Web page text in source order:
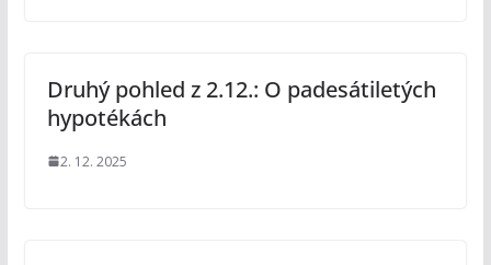
Druhý pohled z 2.12.: O padesátiletých
hypotékách
2. 12. 2025